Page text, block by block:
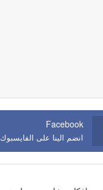
Facebook
انضم الينا على الفايسبوك